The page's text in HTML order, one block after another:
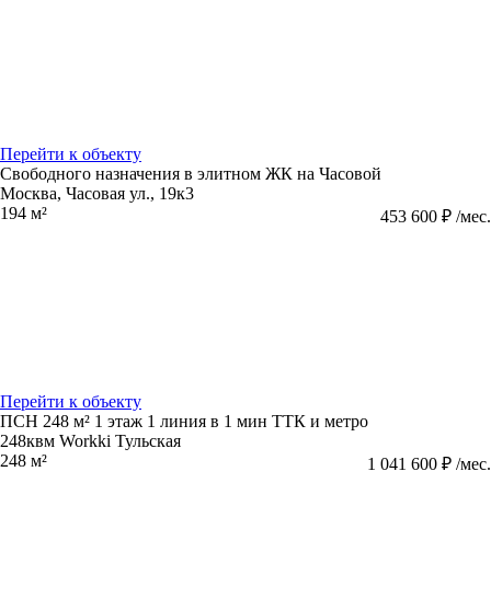
Перейти к объекту
Свободного назначения в элитном ЖК на Часовой
Москва, Часовая ул., 19к3
194 м²
453 600 ₽ /мес.
Перейти к объекту
ПСН 248 м² 1 этаж 1 линия в 1 мин ТТК и метро
248квм Workki Тульская
248 м²
1 041 600 ₽ /мес.